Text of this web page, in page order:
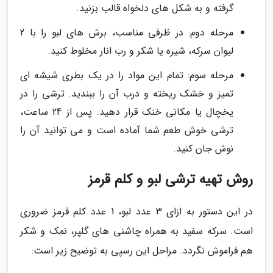
گرفته و به شکل های دلخواه قالب بزنید.
مرحله دوم: در ظرفی مناسب، برش های لبو را با 2
لیوان سرکه، شیره یا شکر و رب انار مخلوط کنید.
مرحله سوم: تمام این مواد را در یک بطری شیشه ای
تمیز و خشک ریخته و درب آن را ببندید. ترشی را در
یخچال یا مکانی خنک قرار دهید. پس از 24 ساعت،
ترشی خوش طعم شما آماده است و می توانید آن را
نوش جان کنید.
روش تهیه ترشی لبو و کلم قرمز
در این دستور به ازای 3 عدد لبو، 1 عدد کلم قرمز ضروری
است. سرکه سفید به همراه چاشنی های گلپر، نمک و شکر
هم فراموش نگردد. مراحل این رسپی به توضیح زیر است: